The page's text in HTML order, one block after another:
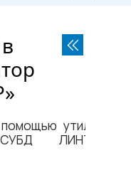
утилиты
ЛИНТЕР»